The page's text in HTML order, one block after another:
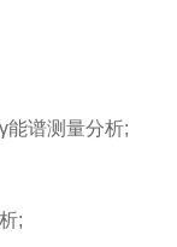
谱测量分析;
;